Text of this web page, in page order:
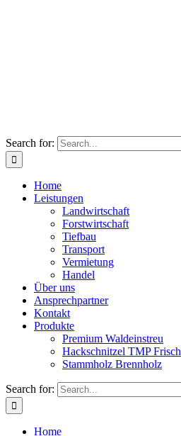
Search for:
Home
Leistungen
Landwirtschaft
Forstwirtschaft
Tiefbau
Transport
Vermietung
Handel
Über uns
Ansprechpartner
Kontakt
Produkte
Premium Waldeinstreu
Hackschnitzel TMP Frisch
Stammholz Brennholz
Search for:
Home